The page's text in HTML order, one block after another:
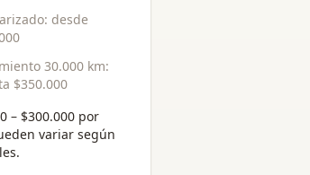
: desde
30.000 km:
$350.000
– $300.000 por
variar según